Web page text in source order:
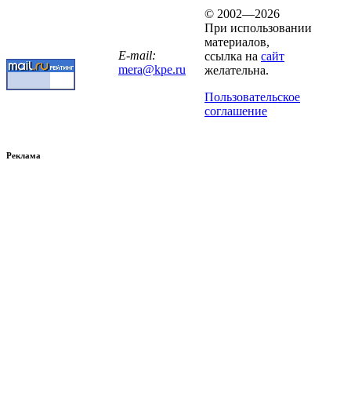
E-mail:
mera@kpe.ru
© 2002—2026
При использовании
материалов,
ссылка на сайт
желательна.
Пользовательское
соглашение
Реклама